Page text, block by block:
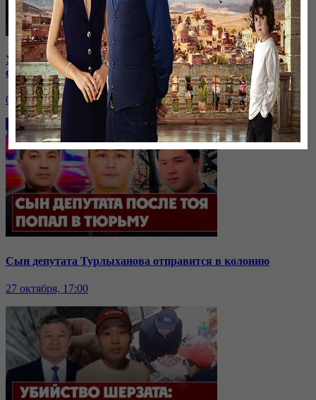
Убийство охранника в Алматы: почему прекратили
следствие
03 ноября, 17:00
Сын депутата Турлыханова отправится в колонию
27 октября, 17:00